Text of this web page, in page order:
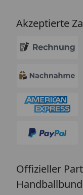
Akzeptierte
Offizieller